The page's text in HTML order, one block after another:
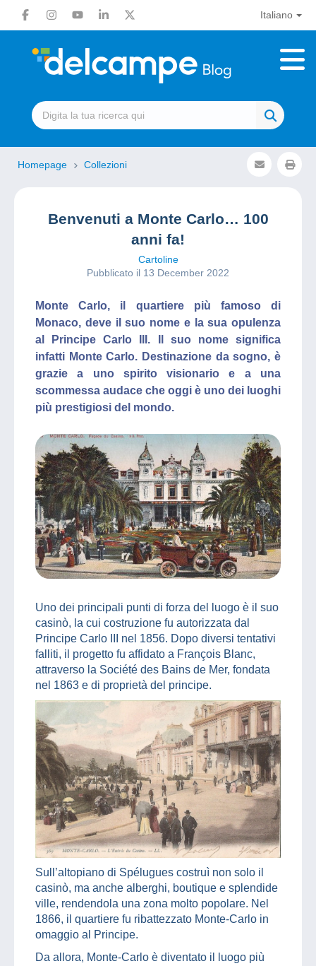
Italiano
Homepage Collezioni
Benvenuti a Monte Carlo… 100
anni fa!
Cartoline
Pubblicato il 13 December 2022
Monte Carlo, il quartiere più famoso di
Monaco, deve il suo nome e la sua opulenza
al Principe Carlo III. Il suo nome significa
infatti Monte Carlo. Destinazione da sogno, è
grazie a uno spirito visionario e a una
scommessa audace che oggi è uno dei luoghi
più prestigiosi del mondo.
Uno dei principali punti di forza del luogo è il suo
casinò, la cui costruzione fu autorizzata dal
Principe Carlo III nel 1856. Dopo diversi tentativi
falliti, il progetto fu affidato a François Blanc,
attraverso la Société des Bains de Mer, fondata
nel 1863 e di proprietà del principe.
Sull’altopiano di Spélugues costruì non solo il
casinò, ma anche alberghi, boutique e splendide
ville, rendendola una zona molto popolare. Nel
1866, il quartiere fu ribattezzato Monte-Carlo in
omaggio al Principe.
Da allora, Monte-Carlo è diventato il luogo più